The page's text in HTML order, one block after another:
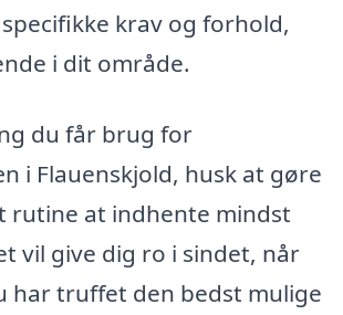
krav og forhold,
i dit område.
du får brug for
i Flauenskjold, husk at gøre
rutine at indhente mindst
vil give dig ro i sindet, når
har truffet den bedst mulige